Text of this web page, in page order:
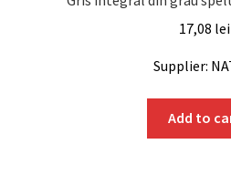
17,08 lei
Supplier:
Add to